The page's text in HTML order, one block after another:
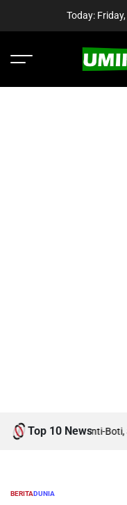
Today:
Menu
Top 10 News
Debat Boti vs Anti-Boti,
POSTED
BERITADUNIA